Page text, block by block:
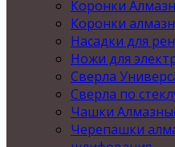
Коронки
Коронки
Насадки для
Ножи для
Сверла
Сверла по
Чашки
Черепашки